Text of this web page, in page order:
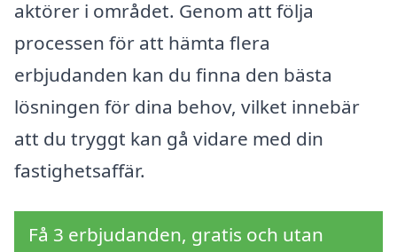
aktörer i området. Genom att följa
processen för att hämta flera
erbjudanden kan du finna den bästa
lösningen för dina behov, vilket innebär
att du tryggt kan gå vidare med din
fastighetsaffär.
Få 3 erbjudanden, gratis och utan